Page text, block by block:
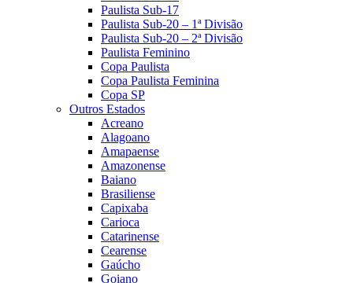
Paulista Sub-17
Paulista Sub-20 – 1ª Divisão
Paulista Sub-20 – 2ª Divisão
Paulista Feminino
Copa Paulista
Copa Paulista Feminina
Copa SP
Outros Estados
Acreano
Alagoano
Amapaense
Amazonense
Baiano
Brasiliense
Capixaba
Carioca
Catarinense
Cearense
Gaúcho
Goiano